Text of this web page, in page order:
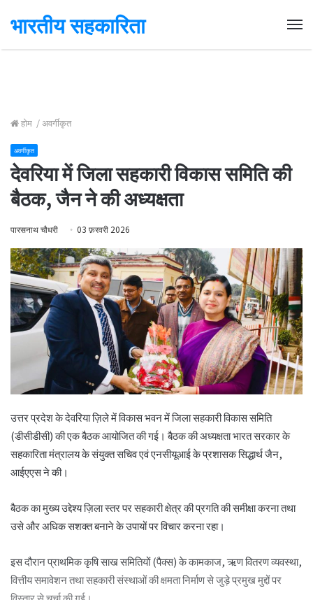
भारतीय सहकारिता
होम /अवर्गीकृत
अवर्गीकृत
देवरिया में जिला सहकारी विकास समिति की
बैठक, जैन ने की अध्यक्षता
पारसनाथ चौधरी 03 फ़रवरी 2026
उत्तर प्रदेश के देवरिया ज़िले में विकास भवन में जिला सहकारी विकास समिति
(डीसीडीसी) की एक बैठक आयोजित की गई। बैठक की अध्यक्षता भारत सरकार के
सहकारिता मंत्रालय के संयुक्त सचिव एवं एनसीयूआई के प्रशासक सिद्धार्थ जैन,
आईएएस ने की।
बैठक का मुख्य उद्देश्य ज़िला स्तर पर सहकारी क्षेत्र की प्रगति की समीक्षा करना तथा
उसे और अधिक सशक्त बनाने के उपायों पर विचार करना रहा।
इस दौरान प्राथमिक कृषि साख समितियों (पैक्स) के कामकाज, ऋण वितरण व्यवस्था,
वित्तीय समावेशन तथा सहकारी संस्थाओं की क्षमता निर्माण से जुड़े प्रमुख मुद्दों पर